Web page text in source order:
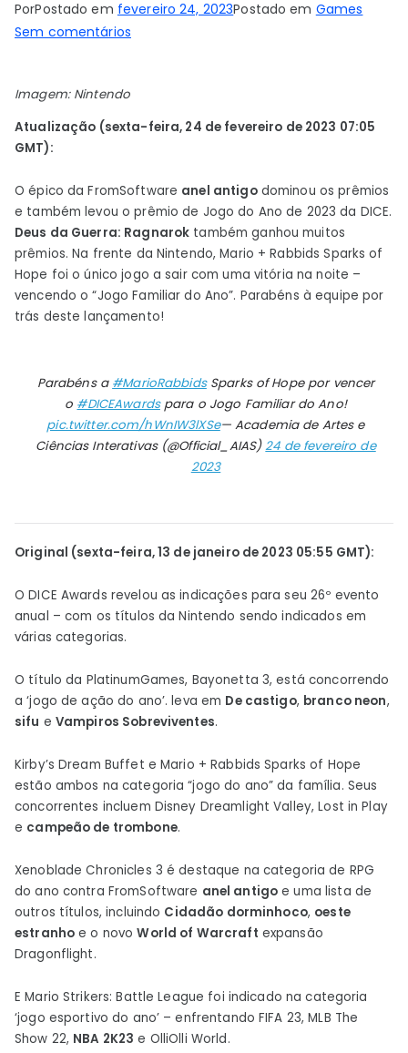
PorPostado em fevereiro 24, 2023Postado em Games
Sem comentários
–
vencedores,
sequela
de
Mario
+
Rabbids
ganha
Imagem: Nintendo
Atualização (sexta-feira, 24 de fevereiro de 2023 07:05
GMT):
O épico da FromSoftware anel antigodominou os prêmios
e também levou o prêmio de Jogo do Ano de 2023 da DICE.
Deus da Guerra: Ragnarok também ganhou muitos
prêmios. Na frente da Nintendo, Mario + Rabbids Sparks of
Hope foi o único jogo a sair com uma vitória na noite –
vencendo o “Jogo Familiar do Ano”. Parabéns à equipe por
trás deste lançamento!
Parabéns a #MarioRabbidsSparks of Hope por vencer
o #DICEAwardspara o Jogo Familiar do Ano!
pic.twitter.com/hWnIW3lXSe— Academia de Artes e
Ciências Interativas (@Official_AIAS)24 de fevereiro de
2023
Original (sexta-feira, 13 de janeiro de 2023 05:55 GMT):
O DICE Awards revelou as indicações para seu 26º evento
anual – com os títulos da Nintendo sendo indicados em
várias categorias.
O título da PlatinumGames, Bayonetta 3, está concorrendo
a ‘jogo de ação do ano’. leva em De castigo, branco neon,
sifu e Vampiros Sobreviventes.
Kirby’s Dream Buffet e Mario + Rabbids Sparks of Hope
estão ambos na categoria “jogo do ano” da família. Seus
concorrentes incluem Disney Dreamlight Valley, Lost in Play
e campeão de trombone.
Xenoblade Chronicles 3 é destaque na categoria de RPG
do ano contra FromSoftware anel antigo e uma lista de
outros títulos, incluindo Cidadão dorminhoco, oeste
estranho e o novoWorld of Warcraft expansão
Dragonflight.
E Mario Strikers: Battle League foi indicado na categoria
‘jogo esportivo do ano’ – enfrentando FIFA 23, MLB The
Show 22, NBA 2K23 e OlliOlli World.